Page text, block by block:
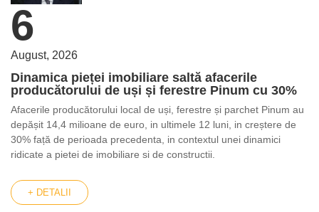
6
August, 2026
Dinamica pieței imobiliare saltă afacerile
producătorului de uși și ferestre Pinum cu 30%
Afacerile producătorului local de uși, ferestre și parchet Pinum au
depășit 14,4 milioane de euro, in ultimele 12 luni, in creștere de
30% față de perioada precedenta, in contextul unei dinamici
ridicate a pietei de imobiliare si de constructii.
+ DETALII